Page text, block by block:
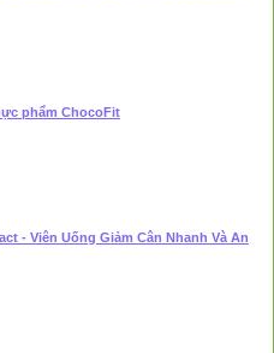
phẩm ChocoFit
- Viên Uống Giảm Cân Nhanh Và An